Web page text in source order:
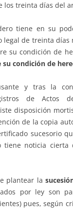
los treinta días del
tiene en su
legal de treinta días
su condición de
su condición de
y tras la
de Actos
disposición
de la copia
sucesorio
tiene noticia cierta
plantear la
por ley son
pues, según